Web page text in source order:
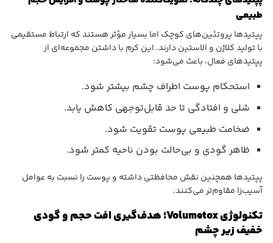
طبیعی
پپتیدها پروتئین‌های کوچک اما بسیار مؤثر هستند که ارتباط مستقیمی
با تولید کلاژن و الاستین دارند. این کرم با داشتن مجموعه‌ای از
پپتیدهای فعال، باعث می‌شود:
استحکام پوست اطراف چشم بیشتر شود.
شلی و افتادگی تا حد قابل‌توجهی کاهش یابد.
ضخامت طبیعی پوست تقویت شود.
ظاهر گودی و بی‌حالت بودن ناحیه کمتر شود.
پپتیدها همچنین نقش محافظتی داشته و پوست را نسبت به عوامل
آسیب‌زا مقاوم‌تر می‌کنند.
تکنولوژی Volumetox؛ هدف‌گیری افت حجم و گودی
خفیف زیر چشم